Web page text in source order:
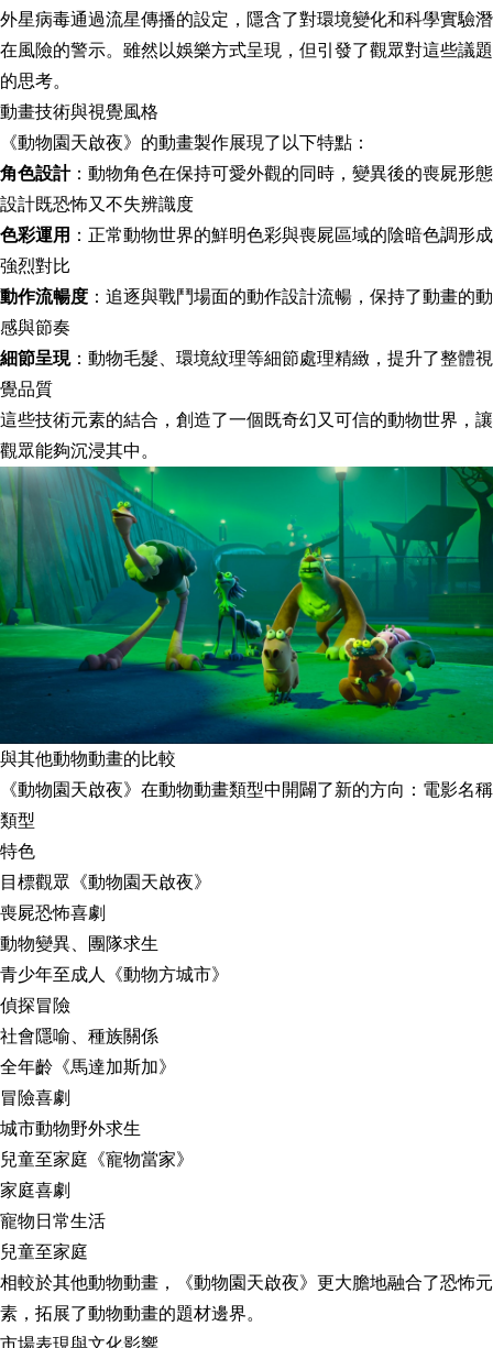
外星病毒通過流星傳播的設定，隱含了對環境變化和科學實驗潛
在風險的警示。雖然以娛樂方式呈現，但引發了觀眾對這些議題
的思考。
動畫技術與視覺風格
《動物園天啟夜》的動畫製作展現了以下特點：
角色設計：動物角色在保持可愛外觀的同時，變異後的喪屍形態
設計既恐怖又不失辨識度
色彩運用 ：正常動物世界的鮮明色彩與喪屍區域的陰暗色調形成
強烈對比
動作流暢度 ：追逐與戰鬥場面的動作設計流暢，保持了動畫的動
感與節奏
細節呈現：動物毛髮、環境紋理等細節處理精緻，提升了整體視
覺品質
這些技術元素的結合，創造了一個既奇幻又可信的動物世界，讓
觀眾能夠沉浸其中。
與其他動物動畫的比較
《動物園天啟夜》在動物動畫類型中開闢了新的方向：電影名稱
類型
特色
目標觀眾《動物園天啟夜》
喪屍恐怖喜劇
動物變異、團隊求生
青少年至成人《動物方城市》
偵探冒險
社會隱喻、種族關係
全年齡《馬達加斯加》
冒險喜劇
城市動物野外求生
兒童至家庭《寵物當家》
家庭喜劇
寵物日常生活
兒童至家庭
相較於其他動物動畫，《動物園天啟夜》更大膽地融合了恐怖元
素，拓展了動物動畫的題材邊界。